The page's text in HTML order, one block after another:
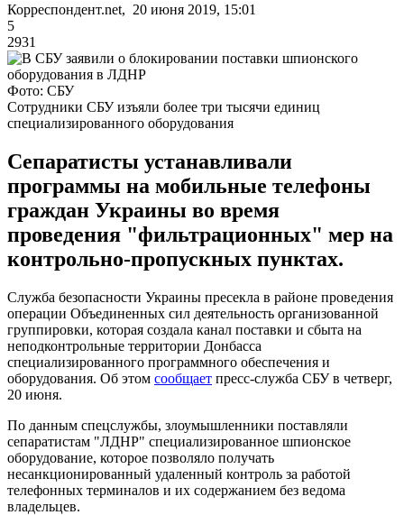
Корреспондент.net, 20 июня 2019, 15:01
5
2931
Фото: СБУ
Сотрудники СБУ изъяли более три тысячи единиц
специализированного оборудования
Сепаратисты устанавливали
программы на мобильные телефоны
граждан Украины во время
проведения "фильтрационных" мер на
контрольно-пропускных пунктах.
Служба безопасности Украины пресекла в районе проведения
операции Объединенных сил деятельность организованной
группировки, которая создала канал поставки и сбыта на
неподконтрольные территории Донбасса
специализированного программного обеспечения и
оборудования. Об этом сообщает пресс-служба СБУ в четверг,
20 июня.
По данным спецслужбы, злоумышленники поставляли
сепаратистам "ЛДНР" специализированное шпионское
оборудование, которое позволяло получать
несанкционированный удаленный контроль за работой
телефонных терминалов и их содержанием без ведома
владельцев.